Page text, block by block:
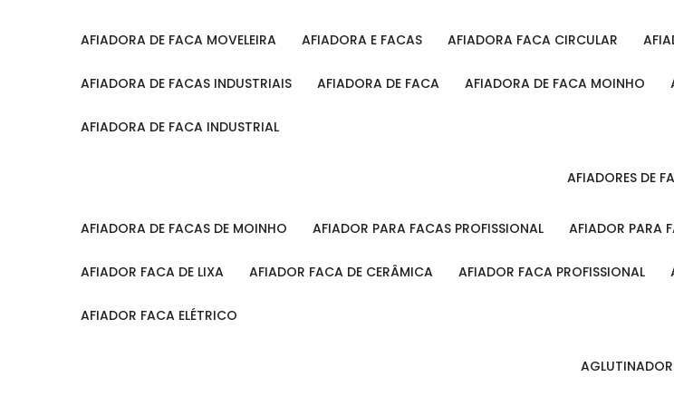
AFIADORA DE FACA MOVELEIRA AFIADORA E FACAS AFIADORA FACA CIRCULAR
AFIADORA DE FACAS INDUSTRIAIS AFIADORA DE FACA AFIADORA DE FACA MOINHO
AFIADORA DE FACA INDUSTRIAL
AFIADORES DE
AFIADORA DE FACAS DE MOINHO AFIADOR PARA FACAS PROFISSIONAL AFIADOR PARA
AFIADOR FACA DE LIXA AFIADOR FACA DE CERÂMICA AFIADOR FACA PROFISSIONAL
AFIADOR FACA ELÉTRICO